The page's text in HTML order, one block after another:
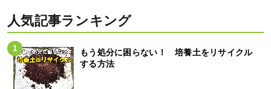
人気記事ランキング
もう処分に困らない！ 培養土をリサイクル
する方法